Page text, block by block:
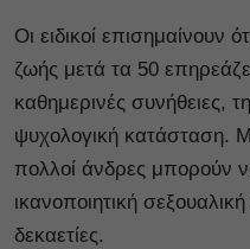
Οι ειδικοί επισημαίνουν
ζωής μετά τα 50
καθημερινές συνήθειες,
ψυχολογική κατάσταση.
πολλοί άνδρες μπορούν
ικανοποιητική
δεκαετίες.